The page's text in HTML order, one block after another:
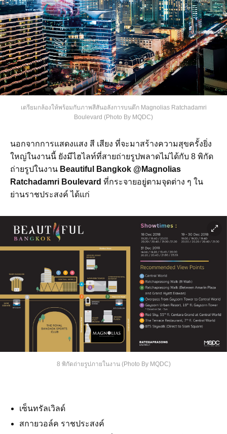
เตรียมกล้องให้พร้อมกับภาพสีสันอลังการบนตึก Magnolias Ratchadamri
Boulevard (Photo By MQDC)
นอกจากการแสดงแสง สี เสียง ที่จะมาสร้างความสุขครั้งยิ่ง
ใหญ่ในงานนี้ ยังมีไฮไลท์ที่สายถ่ายรูปพลาดไม่ได้กับ 8 พิกัด
ถ่ายรูปในงาน Beautiful Bangkok @Magnolias
Ratchadamri Boulevard ที่กระจายอยู่ตามจุดต่าง ๆ ใน
ย่านราชประสงค์ ได้แก่
8 พิกัดถ่ายรูปภายในงาน (Photo By MQDC)
เซ็นทรัลเวิลด์
สกายวอล์ค ราชประสงค์